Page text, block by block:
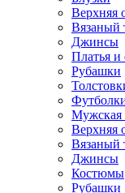
Верхняя
Вязаный
Джинсы
Платья и
Рубашки
Мужская
Верхняя
Вязаный
Джинсы
Костюмы
Рубашки